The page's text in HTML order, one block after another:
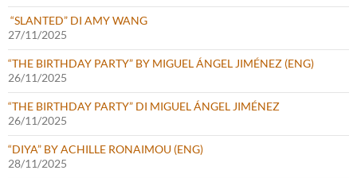
“SLANTED” DI AMY WANG
27/11/2025
“THE BIRTHDAY PARTY” BY MIGUEL ÁNGEL JIMÉNEZ (ENG)
26/11/2025
“THE BIRTHDAY PARTY” DI MIGUEL ÁNGEL JIMÉNEZ
26/11/2025
“DIYA” BY ACHILLE RONAIMOU (ENG)
28/11/2025